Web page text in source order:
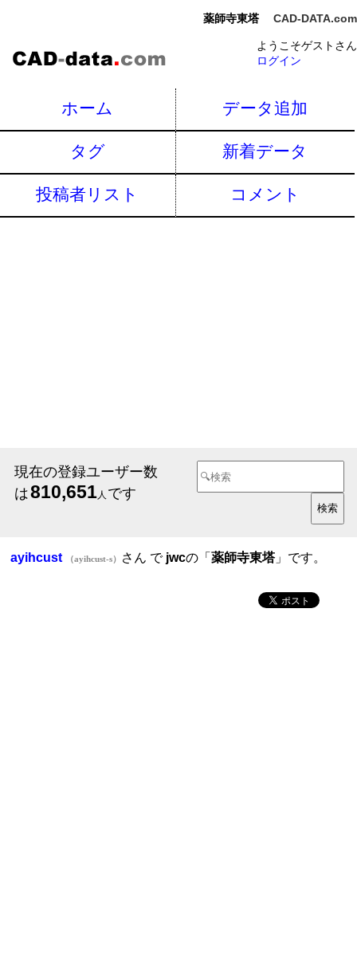
薬師寺東塔 CAD-DATA.com
ようこそゲストさん
ログイン
ホーム データ追加
タグ 新着データ
投稿者リスト コメント
現在の登録ユーザー数
は810,651人 です
ayihcust （ayihcust-s） さん で jwcの「薬師寺東塔」です。